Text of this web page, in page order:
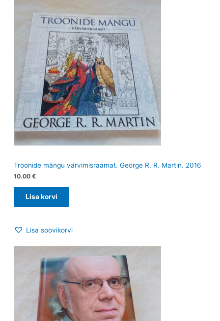
Troonide mängu värvimisraamat. George R. R. Martin. 2016
10.00 €
Lisa korvi
Lisa soovikorvi